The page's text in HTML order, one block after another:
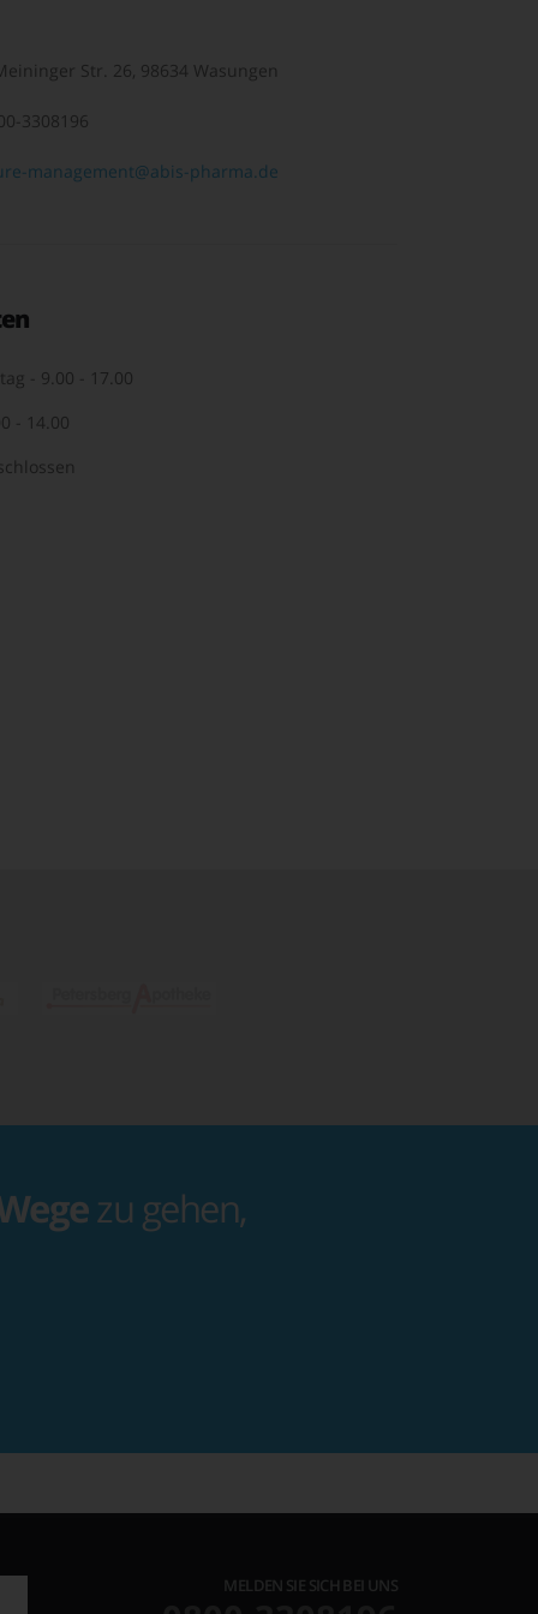
Str. 26, 98634 Wasungen
3308196
management@abis-pharma.de
- 9.00 - 17.00
- 14.00
zu gehen,
MELDEN SIE SICH BEI UNS